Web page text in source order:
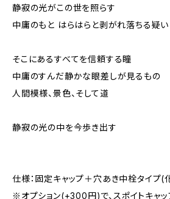
静寂の光がこの世を照らす
中庸のもと はらはらと剥がれ落ちる疑い
そこにあるすべてを信頼する瞳
中庸のすんだ静かな眼差しが見るもの
人間模様、景色、そして道
静寂の光の中を今歩き出す
仕様：固定キャップ＋穴あき中栓タイプ(
※オプション(+300円)で、スポイトキャ